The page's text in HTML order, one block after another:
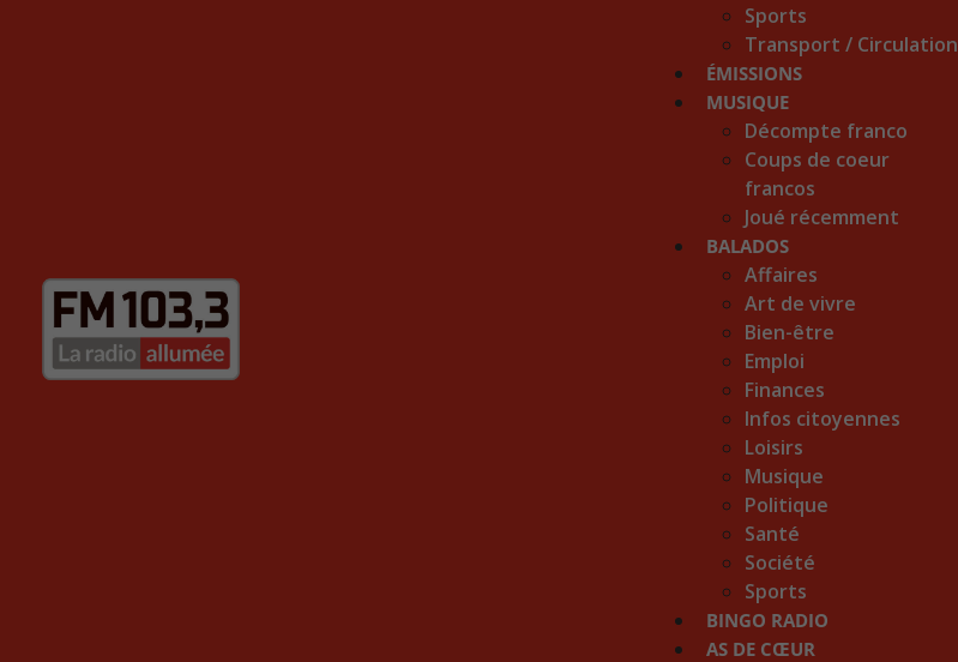
Sports
Transport / Circulation
ÉMISSIONS
MUSIQUE
Décompte franco
Coups de coeur
francos
Joué récemment
BALADOS
Affaires
Art de vivre
Bien-être
Emploi
Finances
Infos citoyennes
Loisirs
Musique
Politique
Santé
Société
Sports
BINGO RADIO
AS DE CŒUR